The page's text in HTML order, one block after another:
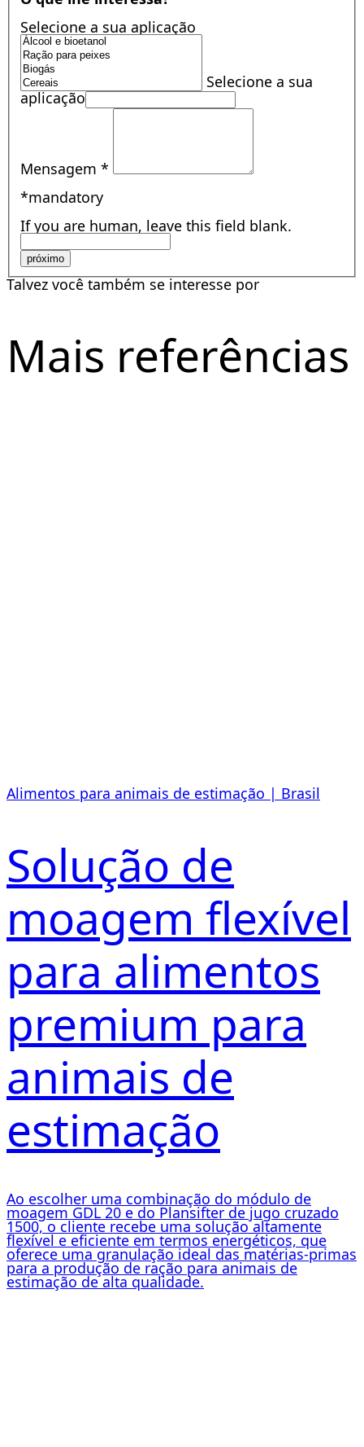
Selecione a sua aplicação
Selecione a sua
aplicação
Mensagem*
*mandatory
If you are human, leave this field blank.
próximo
Talvez você também se interesse por
Mais referências
Alimentos para animais de estimação | Brasil
Solução de
moagem flexível
para alimentos
premium para
animais de
estimação
Ao escolher uma combinação do módulo de
moagem GDL 20 e do Plansifter de jugo cruzado
1500, o cliente recebe uma solução altamente
flexível e eficiente em termos energéticos, que
oferece uma granulação ideal das matérias-primas
para a produção de ração para animais de
estimação de alta qualidade.